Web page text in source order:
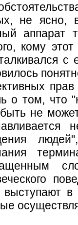
не ясно,
аппарат
кому
с
о том, что
не
в